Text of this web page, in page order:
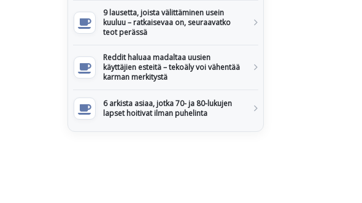
9 lausetta, joista välittäminen usein
kuuluu – ratkaisevaa on, seuraavatko
teot perässä
Reddit haluaa madaltaa uusien
käyttäjien esteitä – tekoäly voi vähentää
karman merkitystä
6 arkista asiaa, jotka 70- ja 80-lukujen
lapset hoitivat ilman puhelinta